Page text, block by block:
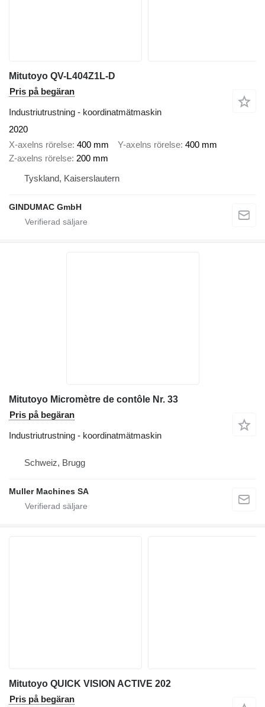
Mitutoyo QV-L404Z1L-D
Pris på begäran
Industriutrustning - koordinatmätmaskin
2020
X-axelns rörelse 400 mm Y-axelns rörelse 400 mm
Z-axelns rörelse 200 mm
Tyskland, Kaiserslautern
GINDUMAC GmbH
Mitutoyo Micromètre de contôle Nr. 33
Pris på begäran
Industriutrustning - koordinatmätmaskin
Schweiz, Brugg
Muller Machines SA
Mitutoyo QUICK VISION ACTIVE 202
Pris på begäran